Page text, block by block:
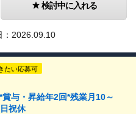
検討中に入れる
2026.09.10
たい応募可
与・昇給年2回*残業月10～
祝休